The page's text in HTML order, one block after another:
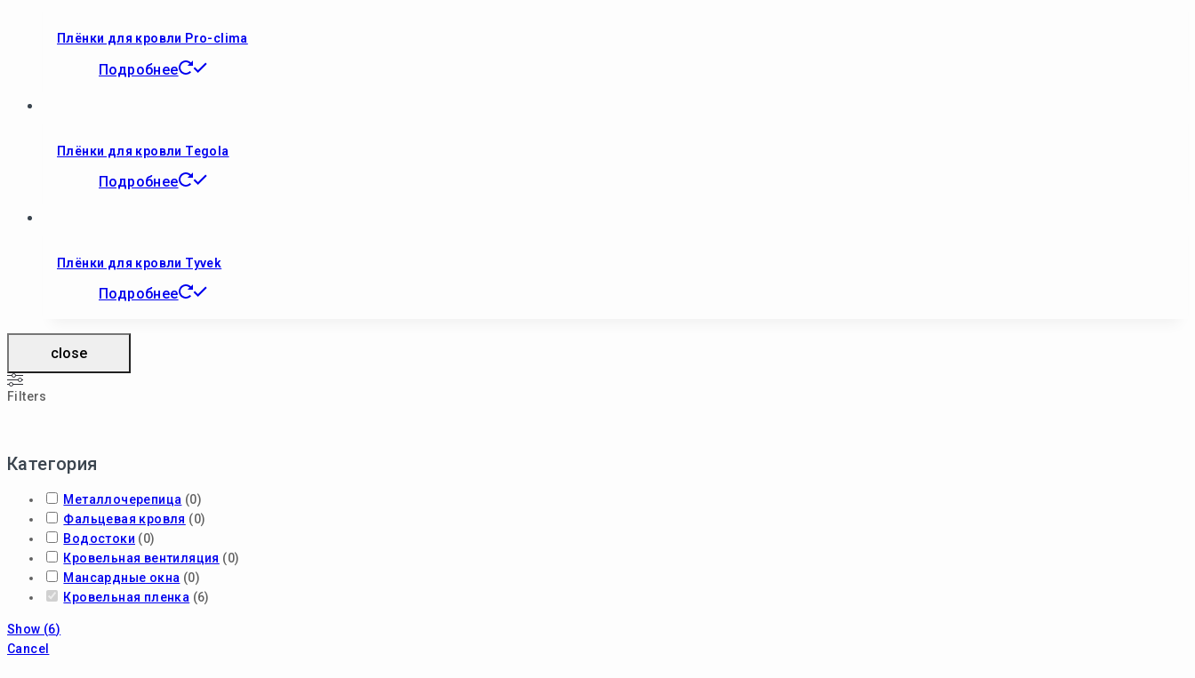
Плёнки для кровли Pro-clima
Подробнее
Плёнки для кровли Tegola
Подробнее
Плёнки для кровли Tyvek
Подробнее
close
Filters
Категория
Металлочерепица (0)
Фальцевая кровля (0)
Водостоки (0)
Кровельная вентиляция (0)
Мансардные окна (0)
Кровельная пленка (6)
Show (6)
Cancel